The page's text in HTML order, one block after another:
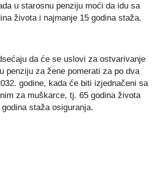
u starosnu penziju moći da idu sa
života i najmanje 15 godina staža.
da će se uslovi za ostvarivanje
penziju za žene pomerati za po dva
godine, kada će biti izjednačeni sa
za muškarce, tj. 65 godina života
staža osiguranja.